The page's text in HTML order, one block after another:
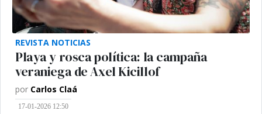
REVISTA NOTICIAS
Playa y rosca política: la campaña
veraniega de Axel Kicillof
por Carlos Claá
17-01-2026 12:50